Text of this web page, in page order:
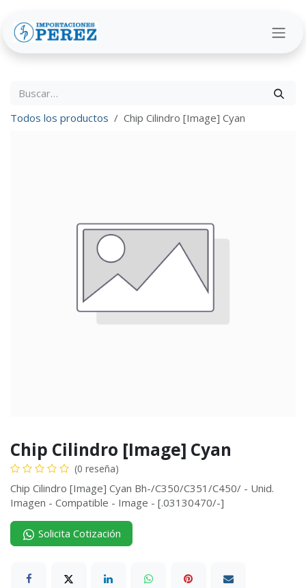
Todos los productos Chip Cilindro [Image] Cyan
Chip Cilindro [Image] Cyan
(0 reseña)
Chip Cilindro [Image] Cyan Bh-/C350/C351/C450/ - Unid.
Imagen - Compatible - Image - [.03130470/-]
Solicita Cotización